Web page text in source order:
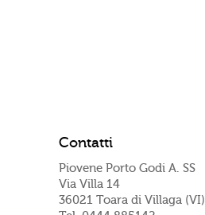
Contatti
Piovene Porto Godi A. SS
Via Villa 14
36021 Toara di Villaga (VI)